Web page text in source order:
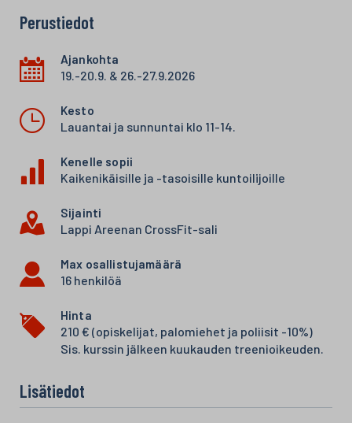
Perustiedot
Ajankohta
19.-20.9. & 26.-27.9.2026
Kesto
Lauantai ja sunnuntai klo 11-14.
Kenelle sopii
Kaikenikäisille ja -tasoisille kuntoilijoille
Sijainti
Lappi Areenan CrossFit-sali
Max osallistujamäärä
16 henkilöä
Hinta
210 € (opiskelijat, palomiehet ja poliisit -10%)
Sis. kurssin jälkeen kuukauden treenioikeuden.
Lisätiedot